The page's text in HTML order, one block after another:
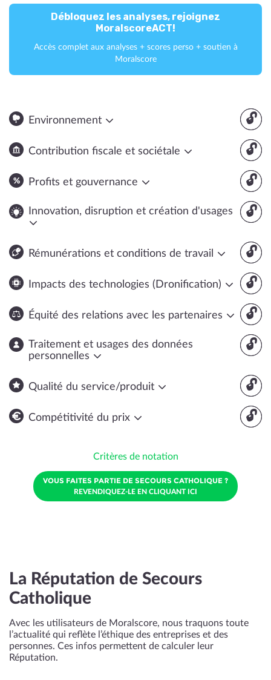
Débloquez les analyses, rejoignez
MoralscoreACT!
Accès complet aux analyses + scores perso + soutien à
Moralscore
🔓
Environnement
🔓
Contribution fiscale et sociétale
🔓
Profits et gouvernance
🔓
Innovation, disruption et création d'usages
🔓
Rémunérations et conditions de travail
🔓
Impacts des technologies (Dronification)
🔓
Équité des relations avec les partenaires
🔓
Traitement et usages des données
personnelles
🔓
Qualité du service/produit
🔓
Compétitivité du prix
Critères de notation
VOUS FAITES PARTIE DE SECOURS CATHOLIQUE ?
REVENDIQUEZ-LE EN CLIQUANT ICI
La Réputation de Secours
Catholique
Avec les utilisateurs de Moralscore, nous traquons toute
l’actualité qui reflète l’éthique des entreprises et des
personnes. Ces infos permettent de calculer leur
Réputation.